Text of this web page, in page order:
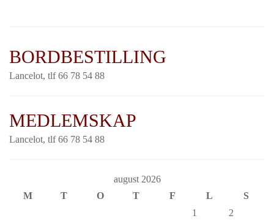
BORDBESTILLING
Lancelot, tlf 66 78 54 88
MEDLEMSKAP
Lancelot, tlf 66 78 54 88
august 2026
M
T O T F L
S
1
2